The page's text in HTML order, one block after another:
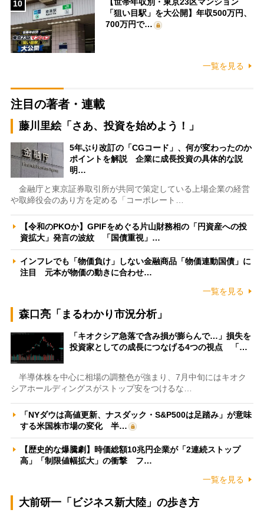
10
「狙い目駅」を大公開】年収500万円、
700万円で…
一覧を見る
注目の著者・連載
藤川里絵「さあ、投資を始めよう！」
5年ぶり改訂の「CGコード」、何が変わったのか
ポイントを解説 企業に成長投資の具体的な説
明…
金融庁と東京証券取引所が共同で策定している上場企業の経営
や取締役会のあり方を定める「コーポレート…
【令和のPKOか】GPIFをめぐる片山財務相の「円資産への投
資拡大」発言の波紋 「国債重視」…
インフレでも「物価負け」しない金融商品「物価連動国債」に
注目 元本が物価の動きに合わせ…
一覧を見る
森口亮「まるわかり市況分析」
「キオクシア急落で含み損が膨らんで…」損失を
投資家としての成長につなげる4つの視点 「…
半導体株を中心に相場の調整色が強まり、7月中旬にはキオク
シアホールディングスがストップ安をつけるな…
「NYダウは高値更新、ナスダック・S&P500は足踏み」が意味
する米国株市場の変化 半…
【歴史的な爆騰劇】時価総額10兆円企業が「2連続ストップ
高」「制限値幅拡大」の衝撃 フ…
一覧を見る
大前研一「ビジネス新大陸」の歩き方